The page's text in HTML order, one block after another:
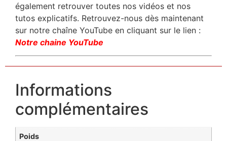
également retrouver toutes nos vidéos et nos
tutos explicatifs. Retrouvez-nous dès maintenant
sur notre chaîne YouTube en cliquant sur le lien :
Notre chaine YouTube
Informations
complémentaires
Poids